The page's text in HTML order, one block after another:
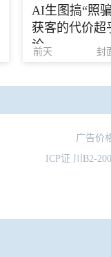
AI生图搞“照
获客的代价超
论
前天 封
广告价
ICP证 川B2-